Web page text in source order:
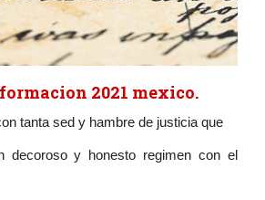
2021 mexico.
tanta sed y hambre de justicia que
decoroso y honesto regimen con el